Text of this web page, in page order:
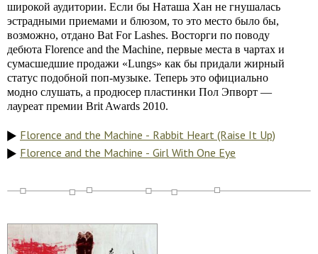
широкой аудитории. Если бы Наташа Хан не гнушалась
эстрадными приемами и блюзом, то это место было бы,
возможно, отдано Bat For Lashes. Восторги по поводу
дебюта Florence and the Machine, первые места в чартах и
сумасшедшие продажи «Lungs» как бы придали жирный
статус подобной поп-музыке. Теперь это официально
модно слушать, а продюсер пластинки Пол Эпворт —
лауреат премии Brit Awards 2010.
Florence and the Machine - Rabbit Heart (Raise It Up)
Florence and the Machine - Girl With One Eye